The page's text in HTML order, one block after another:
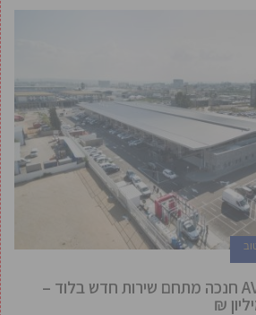
מוסיפים תעסוקה: AVIS חנכה מתחם שירות חדש בלוד –